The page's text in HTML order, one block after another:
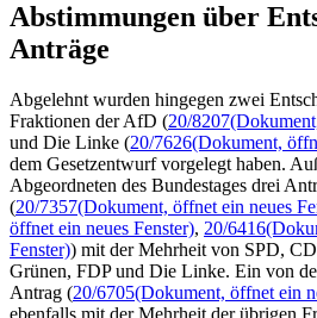
Abstimmungen über
Anträge
Abgelehnt wurden hingegen zwei
Fraktionen der AfD (20/8207
und Die Linke (20/7626(Dokument,
dem Gesetzentwurf vorgelegt haben.
Abgeordneten des Bundestages drei
(20/7357(Dokument, öffnet ein neues
öffnet ein neues Fenster), 20/6416
Fenster)) mit der Mehrheit von SPD,
Grünen, FDP und Die Linke. Ein von
Antrag (20/6705(Dokument, öffnet ein